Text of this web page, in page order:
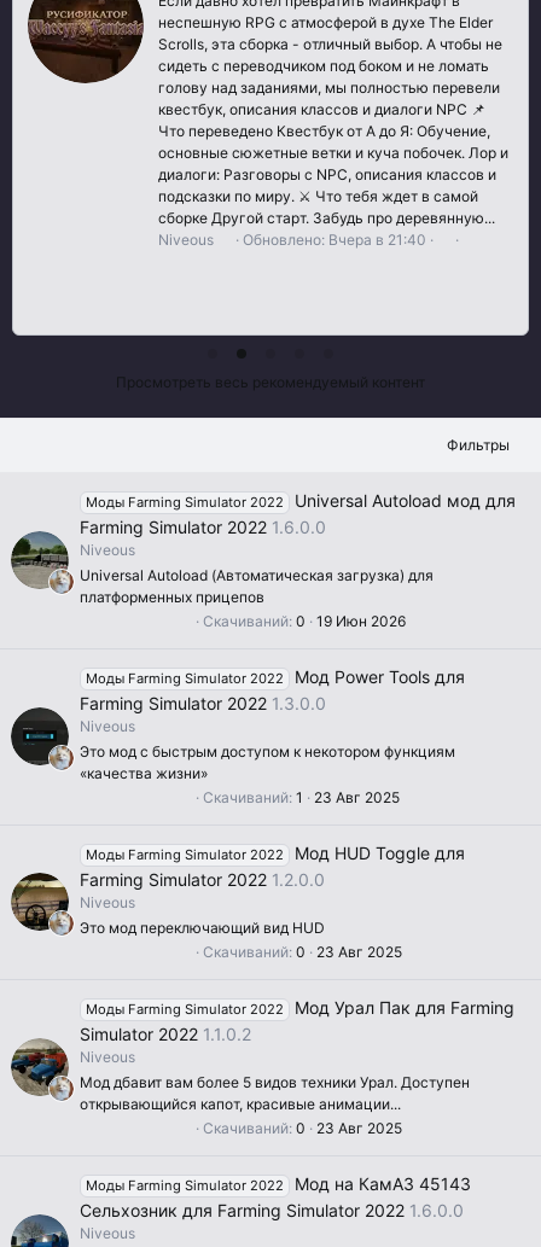
неспешную RPG с атмосферой в духе The Elder
Scrolls, эта сборка - отличный выбор. А чтобы не
сидеть с переводчиком под боком и не ломать
голову над заданиями, мы полностью перевели
квестбук, описания классов и диалоги NPC 📌
Что переведено Квестбук от A до Я: Обучение,
основные сюжетные ветки и куча побочек. Лор и
диалоги: Разговоры с NPC, описания классов и
подсказки по миру. ⚔️ Что тебя ждет в самой
сборке Другой старт. Забудь про деревянную...
Niveous
Обновлено: Вчера в 21:40
з
Просмотреть весь рекомендуемый контент
Фильтры
Моды Farming Simulator 2022
Universal Autoload мод для
Farming Simulator 2022 1.6.0.0
Niveous
Universal Autoload (Автоматическая загрузка) для
платформенных прицепов
0
0
з
в
ё
д
Скачиваний 0 19 Июн 2026
Моды Farming Simulator 2022
Мод Power Tools для
Farming Simulator 2022 1.3.0.0
Niveous
Это мод с быстрым доступом к некотором функциям
«качества жизни»
0
0
з
в
ё
д
Скачиваний 1 23 Авг 2025
Моды Farming Simulator 2022
Мод HUD Toggle для
Farming Simulator 2022 1.2.0.0
Niveous
Это мод переключающий вид HUD
0
0
з
в
ё
д
Скачиваний 0 23 Авг 2025
Моды Farming Simulator 2022
Мод Урал Пак для Farming
Simulator 2022 1.1.0.2
Niveous
Мод дбавит вам более 5 видов техники Урал. Доступен
открывающийся капот, красивые анимации...
0
0
з
в
ё
Скачиваний 0 23 Авг 2025
Моды Farming Simulator 2022
Мод на КамАЗ 45143
Сельхозник для Farming Simulator 2022 1.6.0.0
Niveous